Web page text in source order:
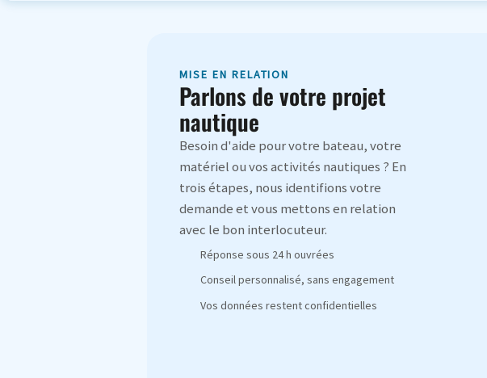
MISE EN RELATION
Parlons de votre projet
nautique
Besoin d'aide pour votre bateau, votre
matériel ou vos activités nautiques ? En
trois étapes, nous identifions votre
demande et vous mettons en relation
avec le bon interlocuteur.
Réponse sous 24 h ouvrées
Conseil personnalisé, sans engagement
Vos données restent confidentielles